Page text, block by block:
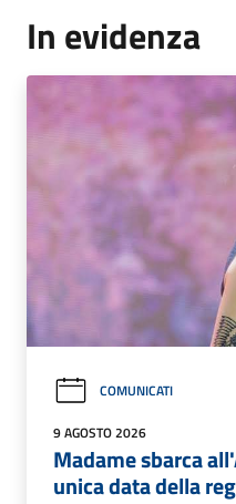
In evidenza
COMUNICATI
9 AGOSTO 2026
Madame sbarca
unica data della